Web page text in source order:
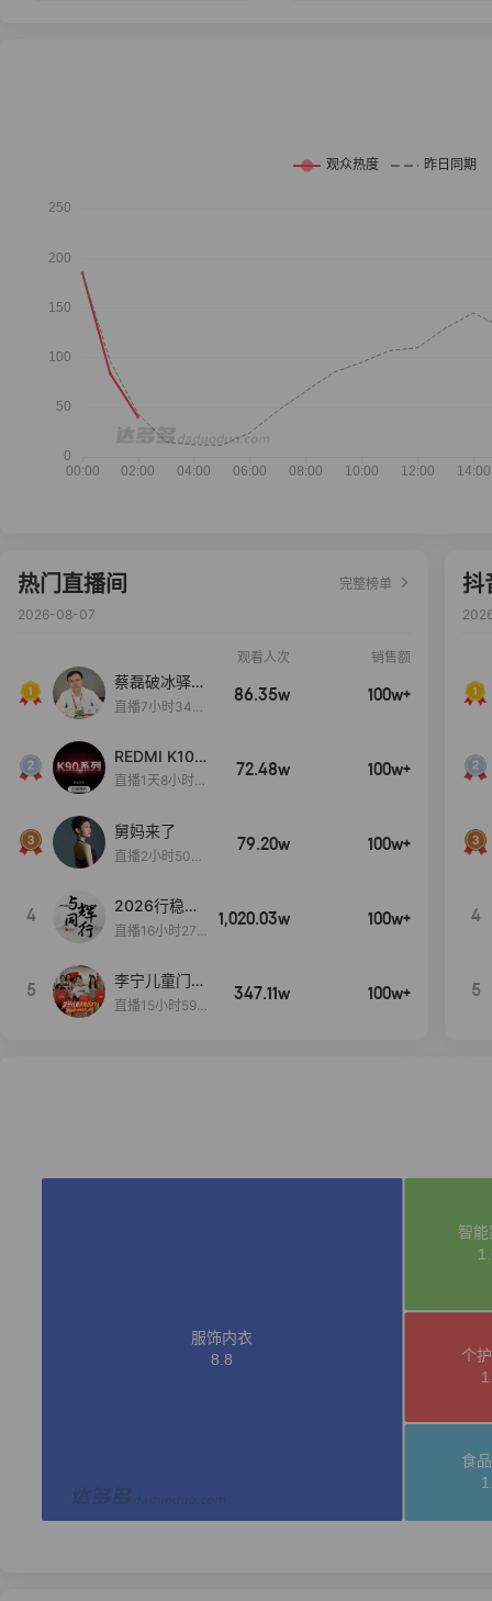
热门直播间
完整榜单
2026-08-07
观看人次 销售额
蔡磊破冰驿站
直播间好物分
直播7小时34分
86.35w 100w+
REDMI K100
Pro系列新品
启！
直播1天8小时2
72.48w 100w+
舅妈来了
直播2小时50分
79.20w 100w+
4
2026行稳致
远
直播16小时27
1,020.03w 100w+
5
李宁儿童门店
爆款赤兔8pr
直播15小时59
347.11w 100w+
抖
4
5